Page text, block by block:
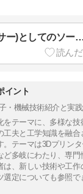
[備考]受光素子(センサー)としての
イント
・機械技術紹介と実
をテーマに、多様な
工夫と工学知識を融
。テーマは3Dプリン
ど多岐にわたり、専
は、新しい技術や工
選定についても参照